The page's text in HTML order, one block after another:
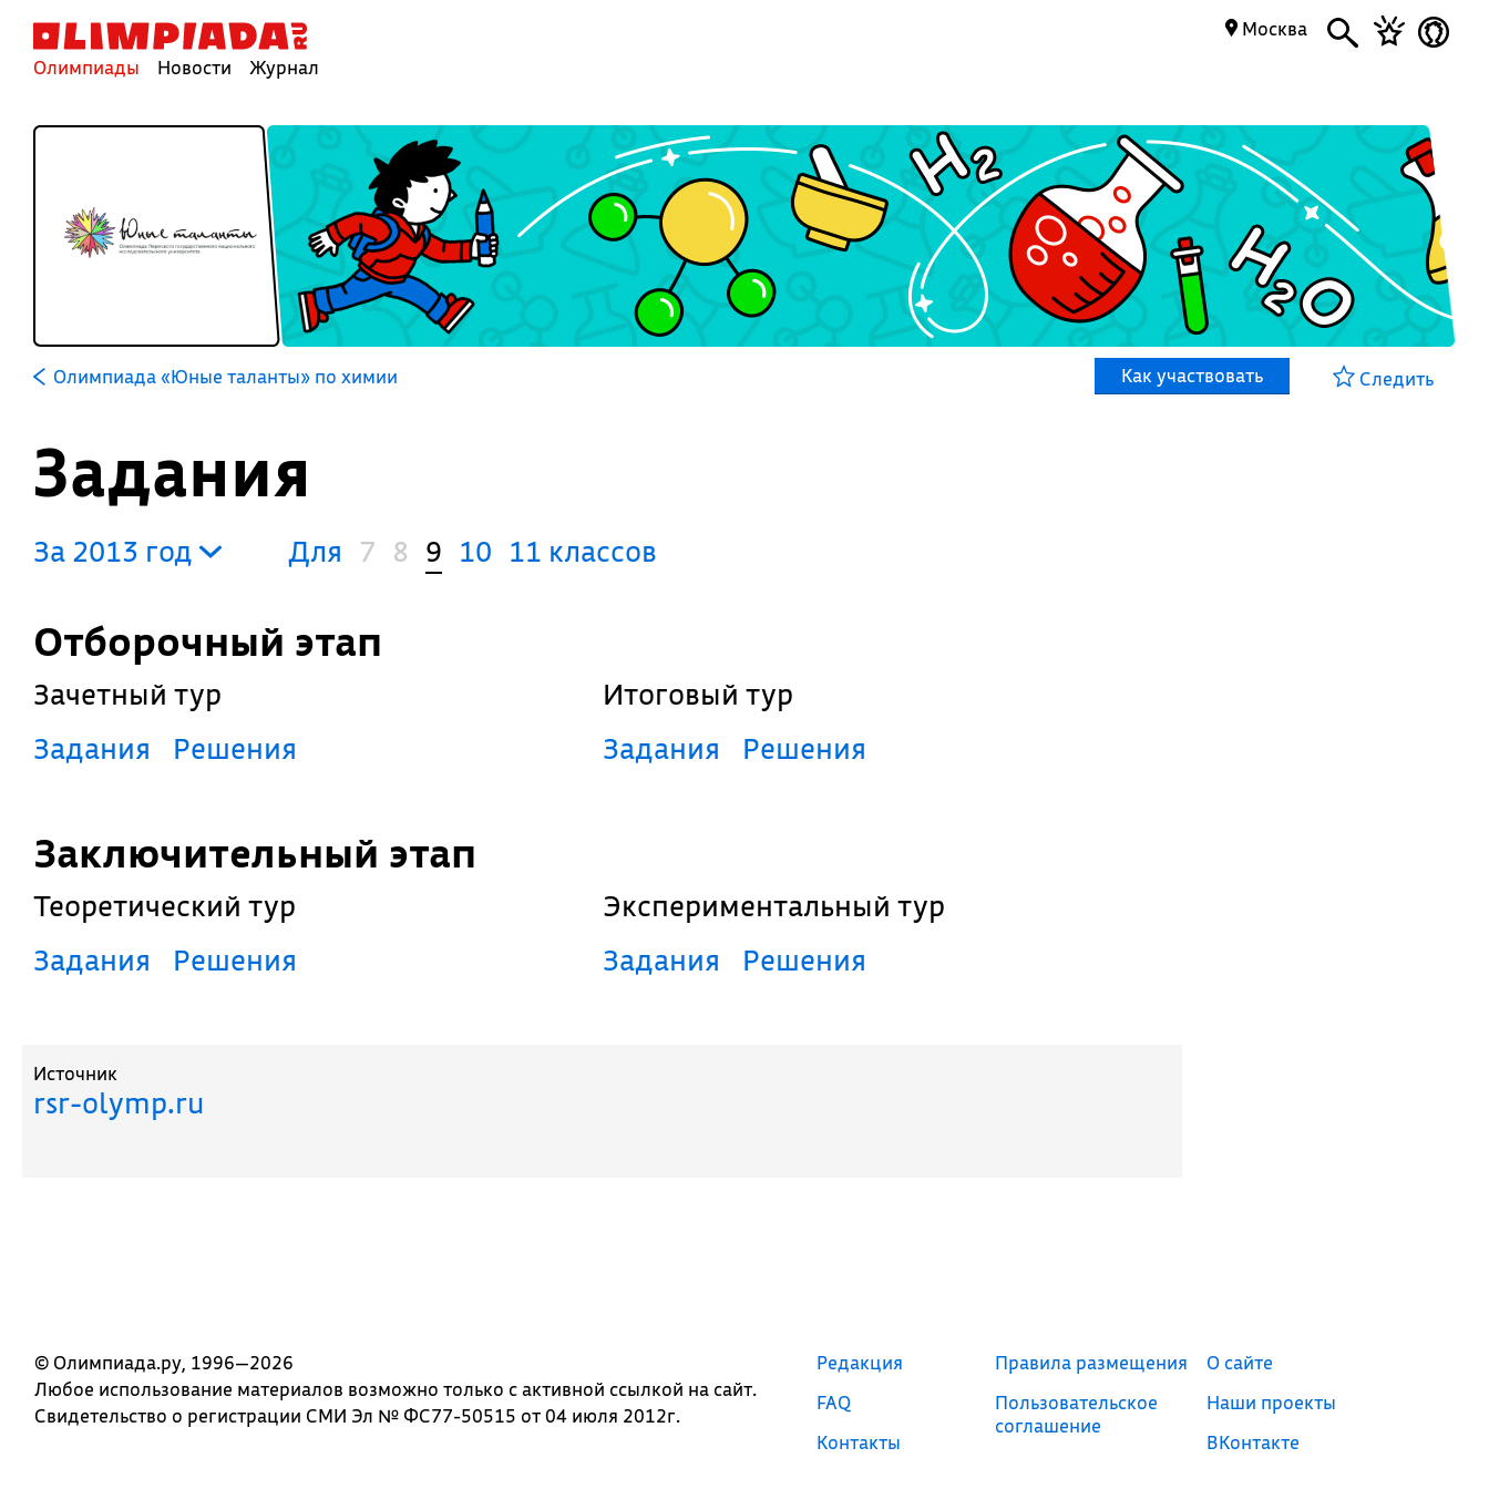
Олимпиады Новости Журнал
Москва
Олимпиада «Юные таланты» по химии Как участвовать Следить
Задания
За 2013 год Для 7 8 9 10 11 классов
Отборочный этап
Зачетный тур
Задания
Решения
Итоговый тур
Задания
Решения
Заключительный этап
Теоретический тур
Задания
Решения
Экспериментальный тур
Задания
Решения
Источник
rsr-olymp.ru
© Олимпиада.ру, 1996—2026
Любое использование материалов возможно только с активной ссылкой на сайт.
Свидетельство о регистрации СМИ Эл № ФС77-50515 от 04 июля 2012г.
Редакция
FAQ
Контакты
Правила размещения
Пользовательское
соглашение
О сайте
Наши проекты
ВКонтакте